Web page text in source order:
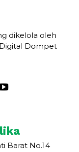
dikelola oleh
Dompet
Barat No.14